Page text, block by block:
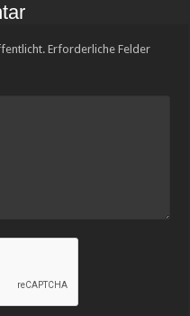
Erforderliche Felder